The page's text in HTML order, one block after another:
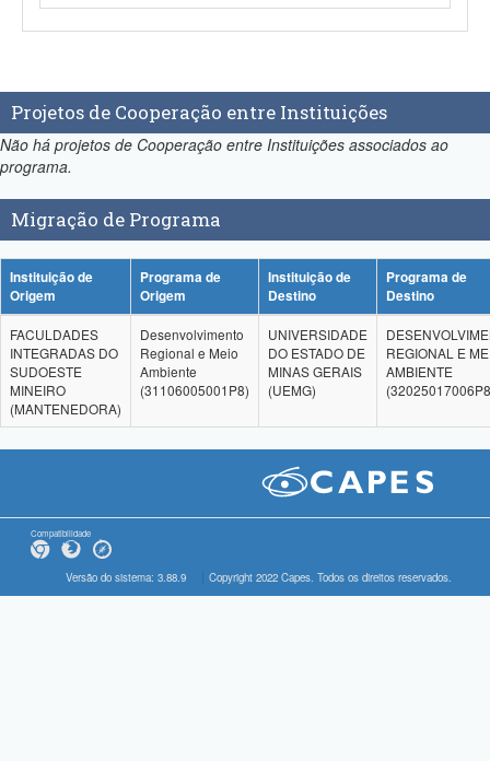
Projetos de Cooperação entre Instituições
Não há projetos de Cooperação entre Instituições associados ao
programa.
Migração de Programa
Instituição de
Origem
Programa de
Origem
Instituição de
Destino
Programa de
Destino
FACULDADES
INTEGRADAS DO
SUDOESTE
MINEIRO
(MANTENEDORA)
Desenvolvimento
Regional e Meio
Ambiente
(31106005001P8)
UNIVERSIDADE
DO ESTADO DE
MINAS GERAIS
(UEMG)
REGIONAL E
AMBIENTE
Compatibilidade
Versão do sistema: 3.88.9 Copyright 2022 Capes. Todos os direitos reservados.